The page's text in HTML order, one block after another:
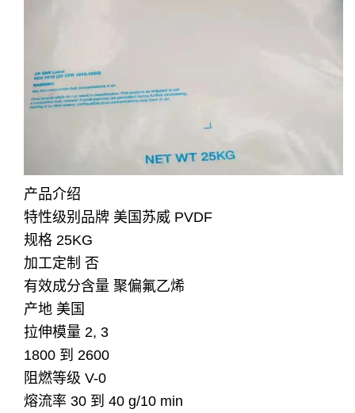
产品介绍
特性级别 品牌 美国苏威 PVDF
规格 25KG
加工定制 否
有效成分含量 聚偏氟乙烯
产地 美国
拉伸模量 2, 3
1800 到 2600
阻燃等级 V-0
熔流率 30 到 40 g/10 min